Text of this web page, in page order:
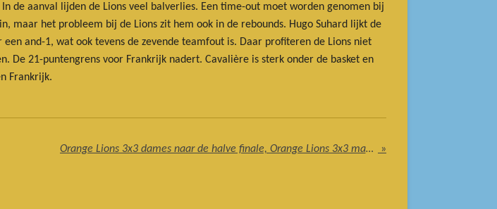
de aanval lijden de Lions veel balverlies. Een time-out moet worden genomen bij
maar het probleem bij de Lions zit hem ook in de rebounds. Hugo Suhard lijkt de
and-1, wat ook tevens de zevende teamfout is. Daar profiteren de Lions niet
De 21-puntengrens voor Frankrijk nadert. Cavalière is sterk onder de basket en
Frankrijk.
Orange Lions 3x3 dames naar de halve finale, Orange Lions 3x3 mannen kan uitschakeling net niet voorkomen »